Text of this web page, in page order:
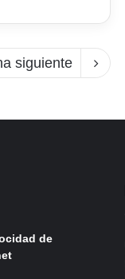
siguiente
de